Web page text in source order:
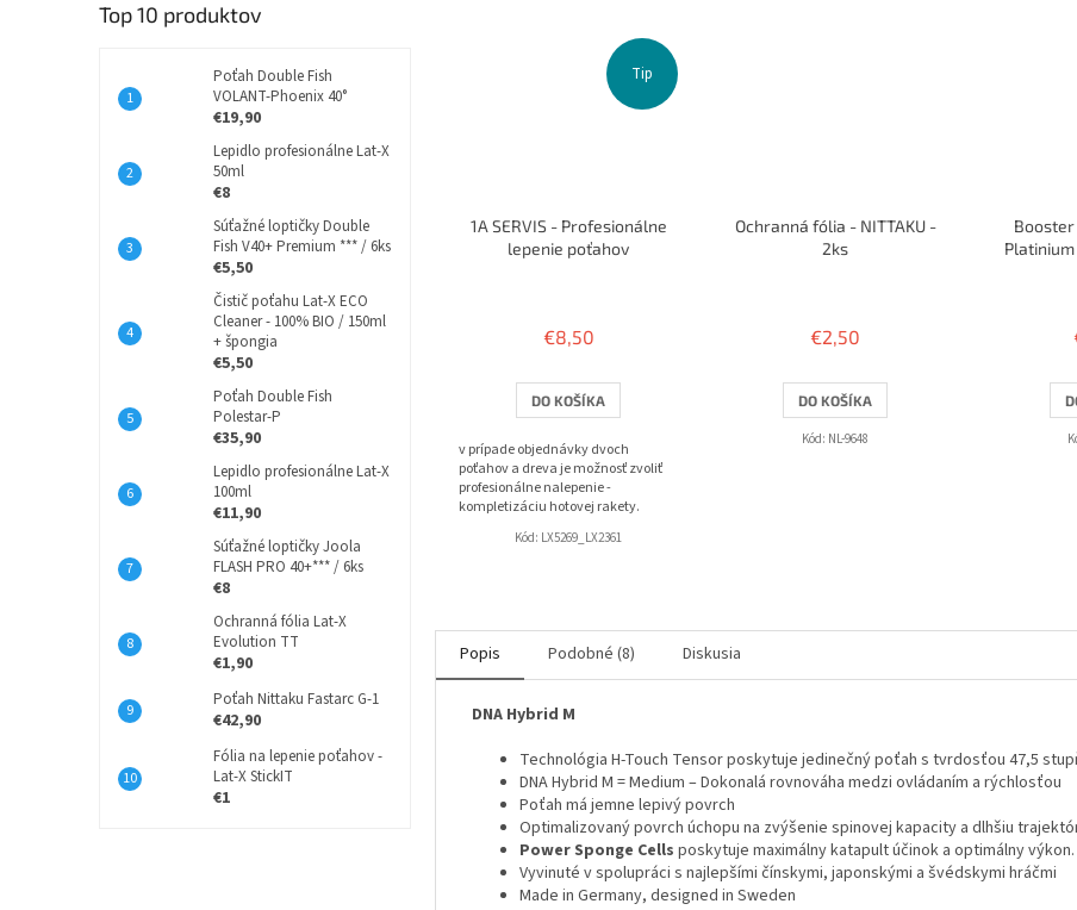
Top 10 produktov
Poťah Double Fish
VOLANT-Phoenix 40°
€19,90
Lepidlo profesionálne Lat-X
50ml
€8
Súťažné loptičky Double
Fish V40+ Premium *** / 6ks
€5,50
Čistič poťahu Lat-X ECO
Cleaner - 100% BIO / 150ml
+ špongia
€5,50
Poťah Double Fish
Polestar-P
€35,90
Lepidlo profesionálne Lat-X
100ml
€11,90
Súťažné loptičky Joola
FLASH PRO 40+*** / 6ks
€8
Ochranná fólia Lat-X
Evolution TT
€1,90
Poťah Nittaku Fastarc G-1
€42,90
Fólia na lepenie poťahov -
Lat-X StickIT
€1
Tip
1A SERVIS - Profesionálne
lepenie poťahov
produktu
je
z
5
hviezdičiek.
€8,50
DO KOŠÍKA
v prípade objednávky dvoch
poťahov a dreva je možnosť zvoliť
profesionálne nalepenie -
kompletizáciu hotovej rakety.
Kód: LX5269_LX2361
Ochranná fólia - NITTAKU -
2ks
€2,50
DO KOŠÍKA
Kód: NL-9648
Booster
Popis Podobné (8) Diskusia
DNA Hybrid M
Technológia H-Touch Tensor poskytuje jedinečný poťah s tvrdosťou 47,5
DNA Hybrid M = Medium – Dokonalá rovnováha medzi ovládaním a rýchlosťou
Poťah má jemne lepivý povrch
Optimalizovaný povrch úchopu na zvýšenie spinovej kapacity a dlhšiu
Power Sponge Cells poskytuje maximálny katapult účinok a optimálny výkon.
Vyvinuté v spolupráci s najlepšími čínskymi, japonskými a švédskymi hráčmi
Made in Germany, designed in Sweden